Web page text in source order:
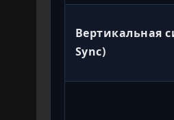
Вертикальная
Sync)